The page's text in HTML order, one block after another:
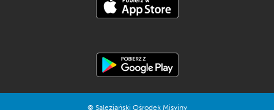
© Salezjański Ośrodek Misyjny